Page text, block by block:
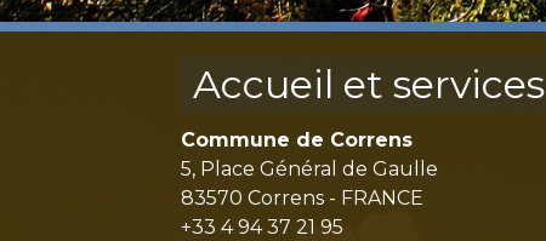
Accueil et services
Commune de Correns
5, Place Général de Gaulle
83570 Correns - FRANCE
+33 4 94 37 21 95